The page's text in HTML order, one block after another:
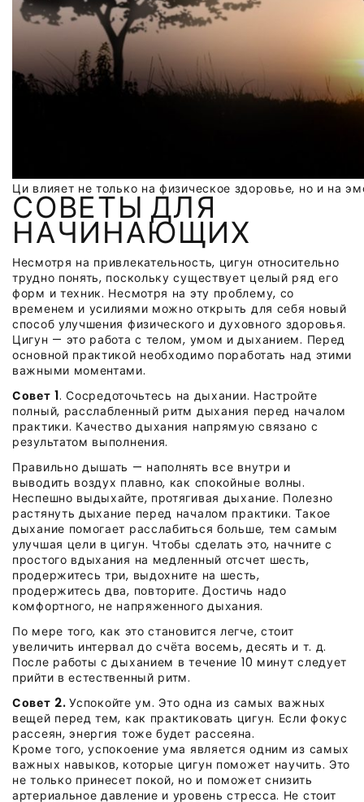
Ци влияет не только на физическое здоровье, но и на
СОВЕТЫ ДЛЯ
НАЧИНАЮЩИХ
Несмотря на привлекательность, цигун относительно
трудно понять, поскольку существует целый ряд его
форм и техник. Несмотря на эту проблему, со
временем и усилиями можно открыть для себя новый
способ улучшения физического и духовного здоровья.
Цигун — это работа с телом, умом и дыханием. Перед
основной практикой необходимо поработать над этими
важными моментами.
Совет 1. Сосредоточьтесь на дыхании. Настройте
полный, расслабленный ритм дыхания перед началом
практики. Качество дыхания напрямую связано с
результатом выполнения.
Правильно дышать — наполнять все внутри и
выводить воздух плавно, как спокойные волны.
Неспешно выдыхайте, протягивая дыхание. Полезно
растянуть дыхание перед началом практики. Такое
дыхание помогает расслабиться больше, тем самым
улучшая цели в цигун. Чтобы сделать это, начните с
простого вдыхания на медленный отсчет шесть,
продержитесь три, выдохните на шесть,
продержитесь два, повторите. Достичь надо
комфортного, не напряженного дыхания.
По мере того, как это становится легче, стоит
увеличить интервал до счёта восемь, десять и т. д.
После работы с дыханием в течение 10 минут следует
прийти в естественный ритм.
Совет 2.Успокойте ум. Это одна из самых важных
вещей перед тем, как практиковать цигун. Если фокус
рассеян, энергия тоже будет рассеяна.
Кроме того, успокоение ума является одним из самых
важных навыков, которые цигун поможет научить. Это
не только принесет покой, но и поможет снизить
артериальное давление и уровень стресса. Не стоит